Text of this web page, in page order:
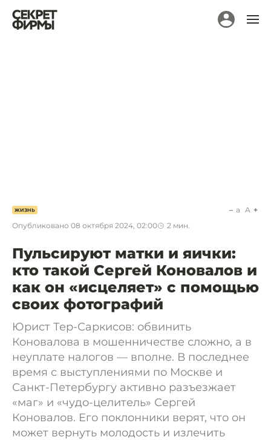
ЖИЗНЬ
Опубликовано 08 октября 2024, 02:00 2 мин.
a A
Пульсируют матки и яички:
кто такой Сергей Коновалов и
как он «исцеляет» с помощью
своих фотографий
Юрист Тер-Саркисов: обвинить
Коновалова в мошенничестве сложно, а в
неуплате налогов — вполне. В последнее
время с выступлениями по Москве и
Санкт-Петербургу активно разъезжает
«маг» и «чудо-целитель» Сергей
Коновалов. Его поклонники верят, что он
может вернуть молодость и излечить